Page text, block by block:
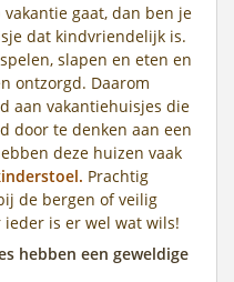
gaat, dan ben je
dat kindvriendelijk is.
slapen en eten en
ontzorgd. Daarom
aan vakantiehuisjes die
door te denken aan een
deze huizen vaak
Prachtig
de bergen of veilig
is er wel wat wils!
hebben een geweldige